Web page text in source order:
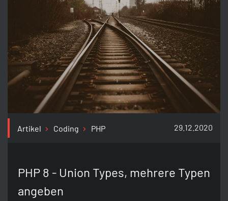
Artikel Coding PHP 29.12.2020
PHP 8 - Union Types, mehrere Typen
angeben